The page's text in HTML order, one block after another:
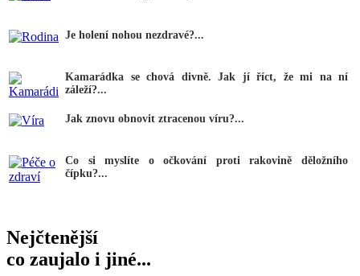
Je holení nohou nezdravé?...
Kamarádka se chová divně. Jak jí říct, že mi na ní
záleží?...
Jak znovu obnovit ztracenou víru?...
Co si myslíte o očkování proti rakovině děložního
čípku?...
Nejčtenější
co zaujalo i jiné...